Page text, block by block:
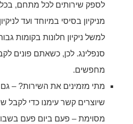
לספק שירותים לכל מתחם,
מניקיון בסיסי במיוחד ועד
למשל ניקיון חלונות בקומות
סנפלינג. לכן, כשאתם פונים
מחפשים.
מתי מזמינים את השירות? – גם
שיוצרים קשר עימנו כדי לקבל
מסוימת – פעם ביום פעם